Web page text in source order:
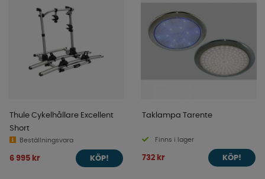
Thule Cykelhållare Excellent
Short
Beställningsvara
6 995 kr KÖP!
Taklampa Tarente
Finns i lager
732 kr KÖP!